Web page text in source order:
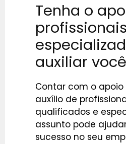
Tenha o
profissionais
auxiliar
Contar com o
auxílio de
qualificados e
assunto pode
sucesso no seu